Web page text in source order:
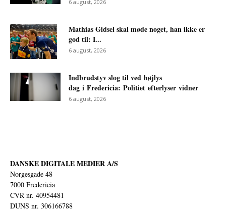
6 august, 2026
Mathias Gidsel skal møde noget, han ikke er
god til: I...
6 august, 2026
Indbrudstyv slog til ved højlys
dag i Fredericia: Politiet efterlyser vidner
6 august, 2026
DANSKE DIGITALE MEDIER A/S
Norgesgade 48
7000 Fredericia
CVR nr. 40954481
DUNS nr. 306166788